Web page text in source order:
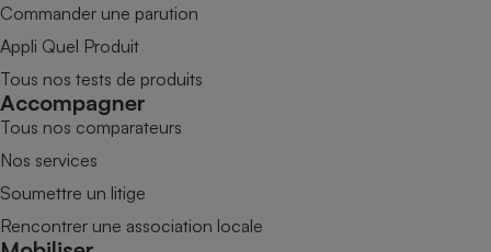
Commander une parution
Appli Quel Produit
Tous nos tests de produits
Accompagner
Tous nos comparateurs
Nos services
Soumettre un litige
Rencontrer une association locale